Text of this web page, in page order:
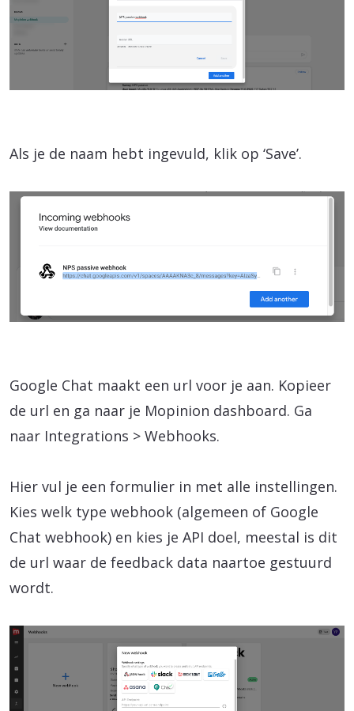
Als je de naam hebt ingevuld, klik op ‘Save’.
Google Chat maakt een url voor je aan. Kopieer
de url en ga naar je Mopinion dashboard. Ga
naar Integrations > Webhooks.
Hier vul je een formulier in met alle instellingen.
Kies welk type webhook (algemeen of Google
Chat webhook) en kies je API doel, meestal is dit
de url waar de feedback data naartoe gestuurd
wordt.